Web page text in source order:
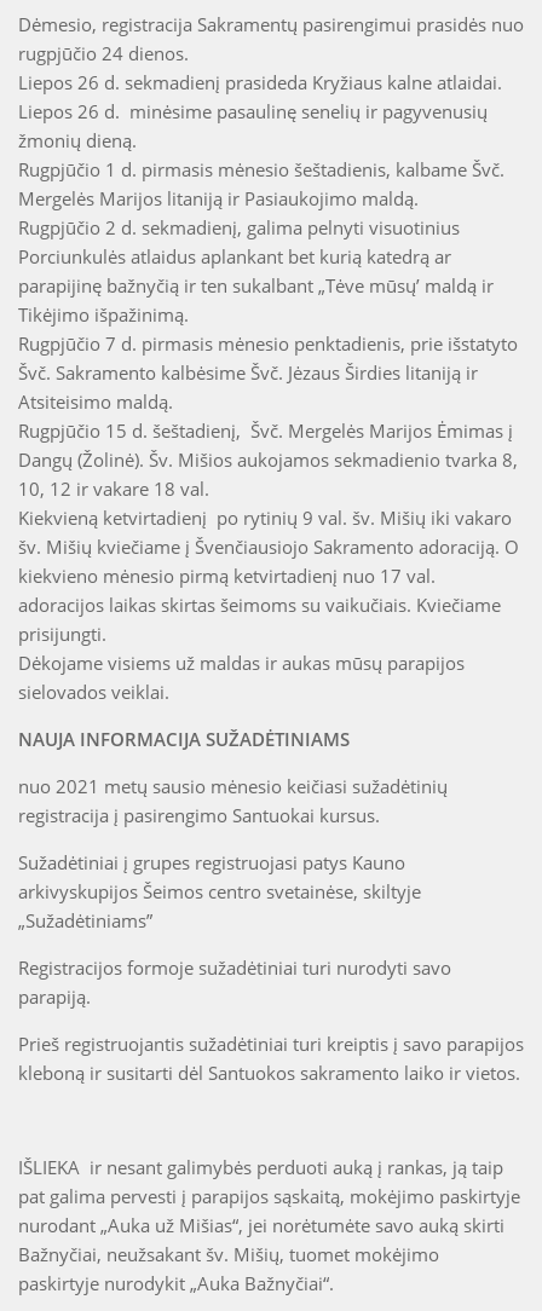
Dėmesio, registracija Sakramentų pasirengimui prasidės nuo
rugpjūčio 24 dienos.
Liepos 26 d. sekmadienį prasideda Kryžiaus kalne atlaidai.
Liepos 26 d. minėsime pasaulinę senelių ir pagyvenusių
žmonių dieną.
Rugpjūčio 1 d. pirmasis mėnesio šeštadienis, kalbame Švč.
Mergelės Marijos litaniją ir Pasiaukojimo maldą.
Rugpjūčio 2 d. sekmadienį, galima pelnyti visuotinius
Porciunkulės atlaidus aplankant bet kurią katedrą ar
parapijinę bažnyčią ir ten sukalbant „Tėve mūsų’ maldą ir
Tikėjimo išpažinimą.
Rugpjūčio 7 d. pirmasis mėnesio penktadienis, prie išstatyto
Švč. Sakramento kalbėsime Švč. Jėzaus Širdies litaniją ir
Atsiteisimo maldą.
Rugpjūčio 15 d. šeštadienį, Švč. Mergelės Marijos Ėmimas į
Dangų (Žolinė). Šv. Mišios aukojamos sekmadienio tvarka 8,
10, 12 ir vakare 18 val.
Kiekvieną ketvirtadienį po rytinių 9 val. šv. Mišių iki vakaro
šv. Mišių kviečiame į Švenčiausiojo Sakramento adoraciją. O
kiekvieno mėnesio pirmą ketvirtadienį nuo 17 val.
adoracijos laikas skirtas šeimoms su vaikučiais. Kviečiame
prisijungti.
Dėkojame visiems už maldas ir aukas mūsų parapijos
sielovados veiklai.
NAUJA INFORMACIJA SUŽADĖTINIAMS
nuo 2021 metų sausio mėnesio keičiasi sužadėtinių
registracija į pasirengimo Santuokai kursus.
Sužadėtiniai į grupes registruojasi patys Kauno
arkivyskupijos Šeimos centro svetainėse, skiltyje
„Sužadėtiniams”
Registracijos formoje sužadėtiniai turi nurodyti savo
parapiją.
Prieš registruojantis sužadėtiniai turi kreiptis į savo parapijos
kleboną ir susitarti dėl Santuokos sakramento laiko ir vietos.
IŠLIEKA ir nesant galimybės perduoti auką į rankas, ją taip
pat galima pervesti į parapijos sąskaitą, mokėjimo paskirtyje
nurodant „Auka už Mišias“, jei norėtumėte savo auką skirti
Bažnyčiai, neužsakant šv. Mišių, tuomet mokėjimo
paskirtyje nurodykit „Auka Bažnyčiai“.